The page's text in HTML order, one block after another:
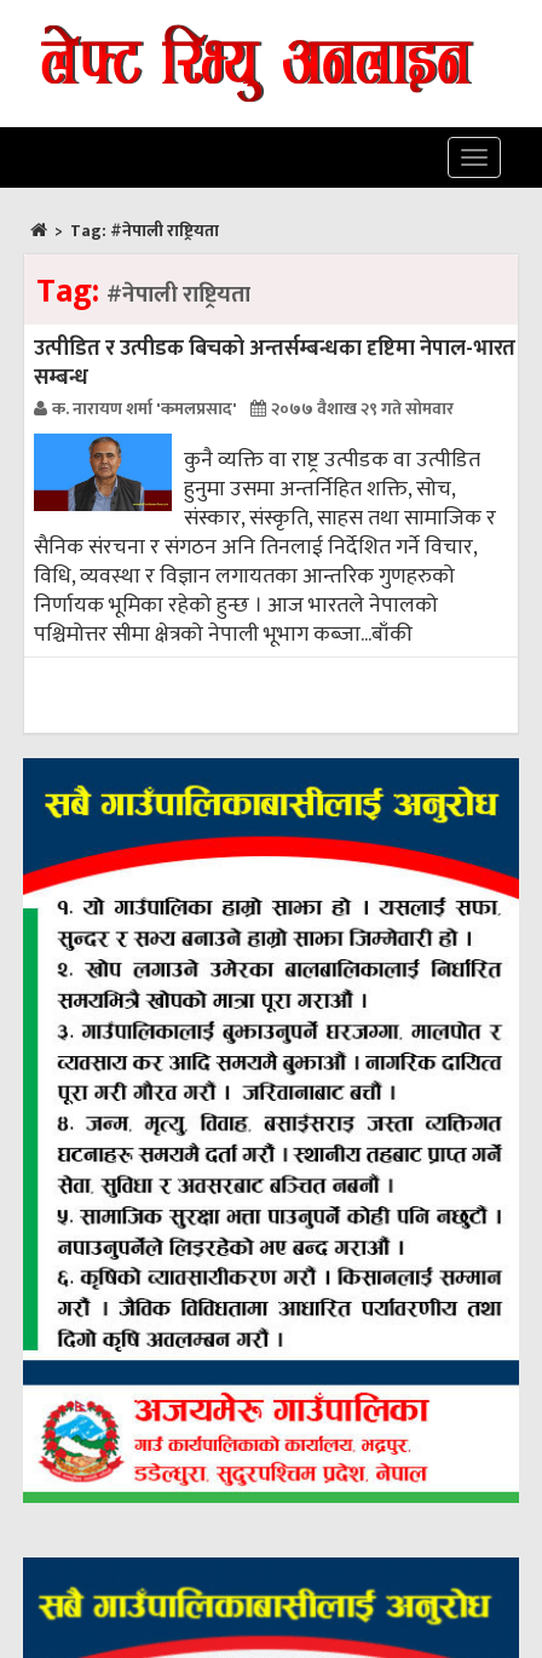
Toggle
> Tag: #नेपाली राष्ट्रियता
Tag: #नेपाली राष्ट्रियता
उत्पीडित र उत्पीडक बिचको अन्तर्सम्बन्धका दृष्टिमा नेपाल-भारत
सम्बन्ध
क. नारायण शर्मा 'कमलप्रसाद' २०७७ वैशाख २९ गते सोमवार
कुनै व्यक्ति वा राष्ट्र उत्पीडक वा उत्पीडित
हुनुमा उसमा अन्तर्निहित शक्ति, सोच,
संस्कार, संस्कृति, साहस तथा सामाजिक र
सैनिक संरचना र संगठन अनि तिनलाई निर्देशित गर्ने विचार,
विधि, व्यवस्था र विज्ञान लगायतका आन्तरिक गुणहरुको
निर्णायक भूमिका रहेको हुन्छ । आज भारतले नेपालको
पश्चिमोत्तर सीमा क्षेत्रको नेपाली भूभाग कब्जा...बाँकी